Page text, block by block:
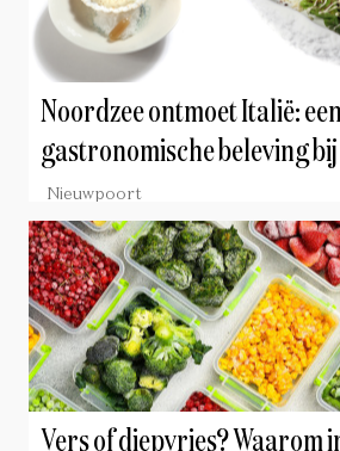
Noordzee ontmoet Italië:
gastronomische beleving
Closté in Nieuwpoort
Nieuwpoort
Vers of diepvries? Waarom